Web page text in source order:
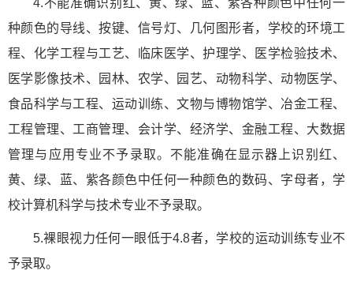
4.不能准确识别红、黄、绿、蓝、紫各种颜色中任何一
种颜色的导线、按键、信号灯、几何图形者，学校的环境工
程、化学工程与工艺、临床医学、护理学、医学检验技术、
医学影像技术、园林、农学、园艺、动物科学、动物医学、
食品科学与工程、运动训练、文物与博物馆学、冶金工程、
工程管理、工商管理、会计学、经济学、金融工程、大数据
管理与应用专业不予录取。不能准确在显示器上识别红、
黄、绿、蓝、紫各颜色中任何一种颜色的数码、字母者，学
校计算机科学与技术专业不予录取。
5.裸眼视力任何一眼低于4.8者，学校的运动训练专业不
予录取。